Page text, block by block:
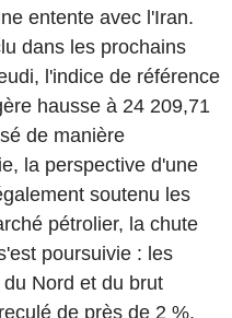
entente avec l'Iran.
dans les prochains
l'indice de référence
hausse à 24 209,71
de manière
la perspective d'une
soutenu les
pétrolier, la chute
poursuivie : les
Nord et du brut
de près de 2 %,